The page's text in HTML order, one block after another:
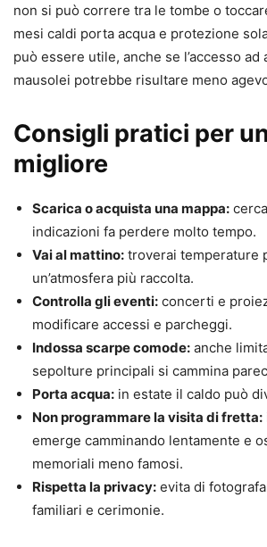
non si può correre tra le tombe o
mesi caldi porta acqua e protezione
può essere utile, anche se l’accesso
mausolei potrebbe risultare meno
Consigli pratici per
migliore
Scarica o acquista una mappa:
indicazioni fa perdere molto tempo.
Vai al mattino: troverai temperature
un’atmosfera più raccolta.
Controlla gli eventi: concerti e
modificare accessi e parcheggi.
Indossa scarpe comode: anche
sepolture principali si cammina
Porta acqua: in estate il caldo può
Non programmare la visita di fretta:
emerge camminando lentamente e
memoriali meno famosi.
Rispetta la privacy: evita di
familiari e cerimonie.